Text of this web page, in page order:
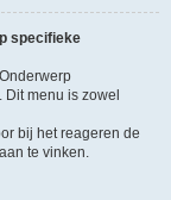
specifieke
Dit menu is zowel
bij het reageren de
te vinken.